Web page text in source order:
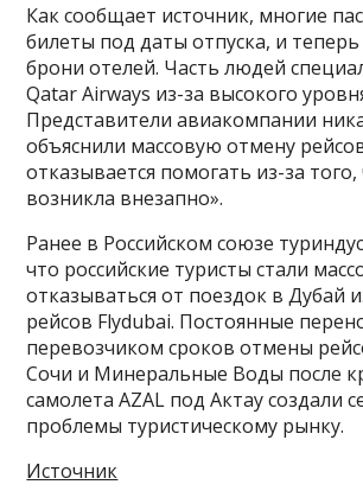
Как сообщает источник, многие
билеты под даты отпуска, и
брони отелей. Часть людей
Qatar Airways из-за высокого
Представители авиакомпании
объяснили массовую отмену
отказывается помогать из-за того,
возникла внезапно».
Ранее в Российском союзе
что российские туристы стали
отказываться от поездок в Дубай
рейсов Flydubai. Постоянные
перевозчиком сроков отмены
Сочи и Минеральные Воды после
самолета AZAL под Актау создали
проблемы туристическому рынку.
Источник